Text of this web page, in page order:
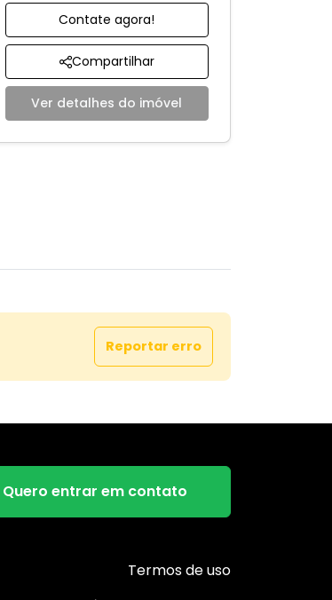
Contate agora!
Compartilhar
Ver detalhes do imóvel
Reportar erro
Quero entrar em contato
Termos de uso